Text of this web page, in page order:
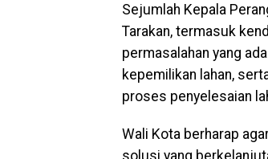
Sejumlah Kepala
Tarakan, termasuk
permasalahan yang
kepemilikan lahan,
proses penyelesaian
Wali Kota berharap
solusi yang